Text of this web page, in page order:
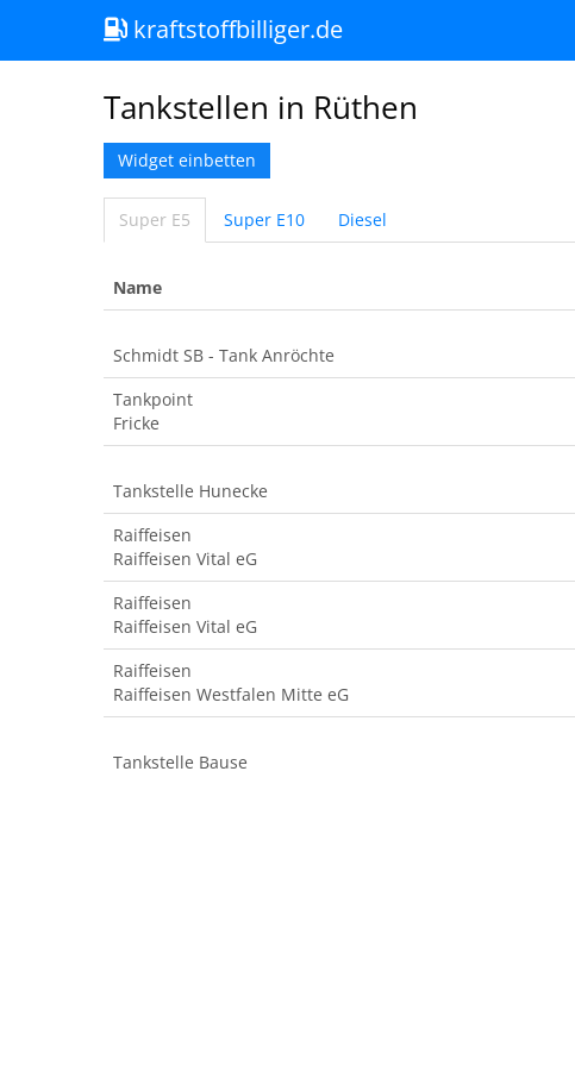
kraftstoffbilliger.de
Tankstellen in Rüthen
Widget einbetten
Super E5 Super E10 Diesel
Name
Schmidt SB - Tank Anröchte
Tankpoint
Fricke
Tankstelle Hunecke
Raiffeisen
Raiffeisen Vital eG
Raiffeisen
Raiffeisen Vital eG
Raiffeisen
Raiffeisen Westfalen Mitte eG
Tankstelle Bause